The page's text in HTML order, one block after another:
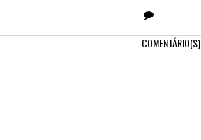
COMENTÁRIO(S)